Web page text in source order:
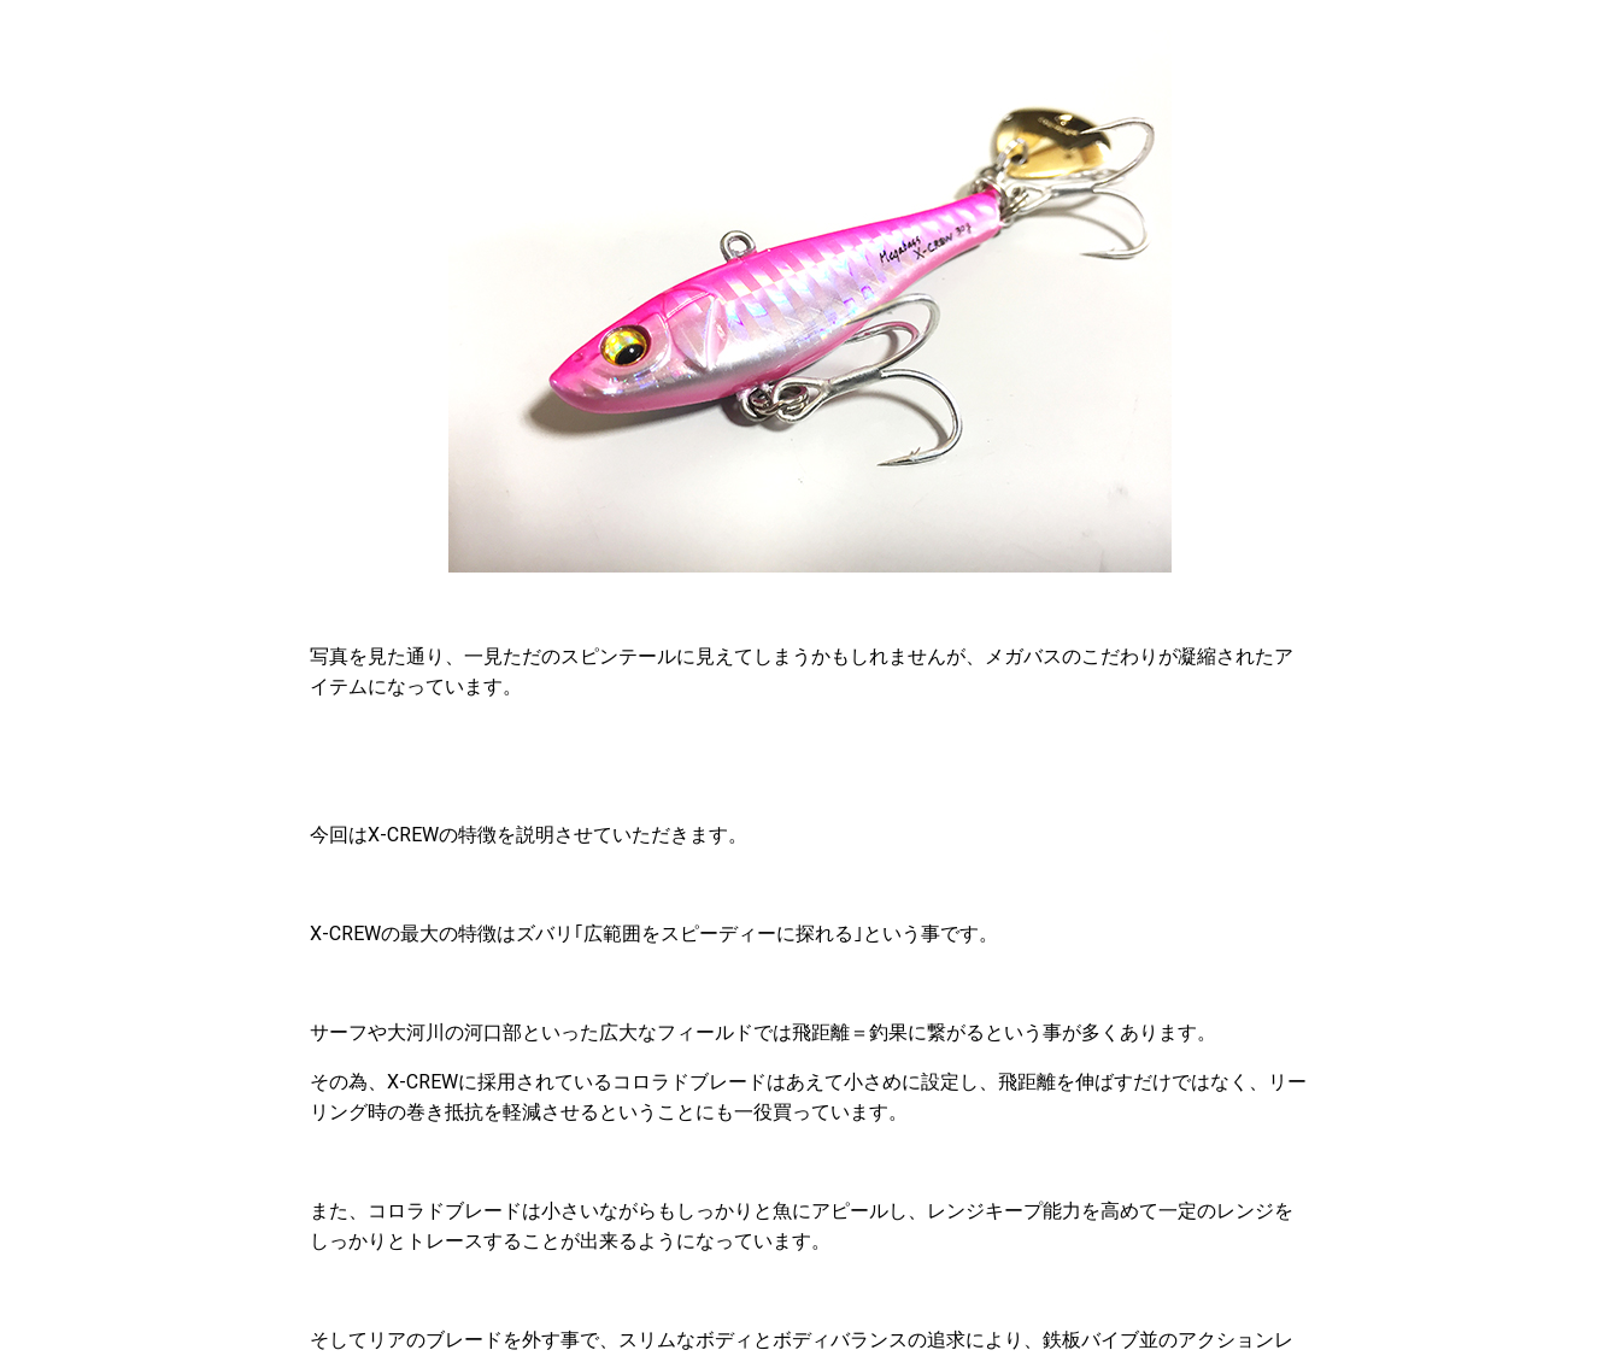
写真を見た通り、一見ただのスピンテールに見えてしまうかもしれませんが、メガバスのこだわりが凝縮されたア
イテムになっています。
今回はX-CREWの特徴を説明させていただきます。
X-CREWの最大の特徴はズバリ｢広範囲をスピーディーに探れる｣という事です。
サーフや大河川の河口部といった広大なフィールドでは飛距離＝釣果に繋がるという事が多くあります。
その為、X-CREWに採用されているコロラドブレードはあえて小さめに設定し、飛距離を伸ばすだけではなく、リー
リング時の巻き抵抗を軽減させるということにも一役買っています。
また、コロラドブレードは小さいながらもしっかりと魚にアピールし、レンジキープ能力を高めて一定のレンジを
しっかりとトレースすることが出来るようになっています。
そしてリアのブレードを外す事で、スリムなボディとボディバランスの追求により、鉄板バイブ並のアクションレ